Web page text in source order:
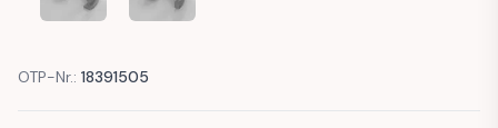
OTP-Nr.: 18391505